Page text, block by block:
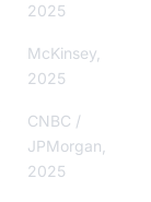
2025
McKinsey,
2025
CNBC /
JPMorgan,
2025